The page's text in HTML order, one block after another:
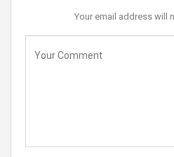
Your email address will